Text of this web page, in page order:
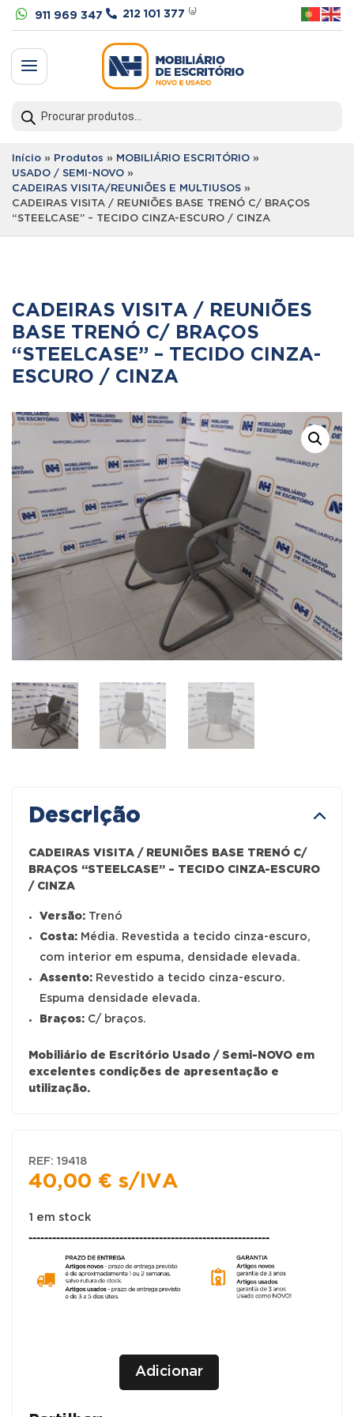
 911 969 347  212 101 377 ⁽ᵃ⁾
a
search
Início » Produtos » MOBILIÁRIO ESCRITÓRIO »
USADO / SEMI-NOVO »
CADEIRAS VISITA/REUNIÕES E MULTIUSOS »
CADEIRAS VISITA / REUNIÕES BASE TRENÓ C/ BRAÇOS
“STEELCASE” – TECIDO CINZA-ESCURO / CINZA
CADEIRAS VISITA / REUNIÕES
BASE TRENÓ C/ BRAÇOS
“STEELCASE” – TECIDO CINZA-
ESCURO / CINZA
Descrição
CADEIRAS VISITA / REUNIÕES BASE TRENÓ C/
BRAÇOS “STEELCASE” – TECIDO CINZA-ESCURO
/ CINZA
Versão: Trenó
Costa: Média. Revestida a tecido cinza-escuro,
com interior em espuma, densidade elevada.
Assento: Revestido a tecido cinza-escuro.
Espuma densidade elevada.
Braços: C/ braços.
Mobiliário de Escritório Usado / Semi-NOVO em
excelentes condições de apresentação e
utilização.
REF: 19418
40,00 € s/IVA
1 em stock
-------------------------------------------------------------
Adicionar